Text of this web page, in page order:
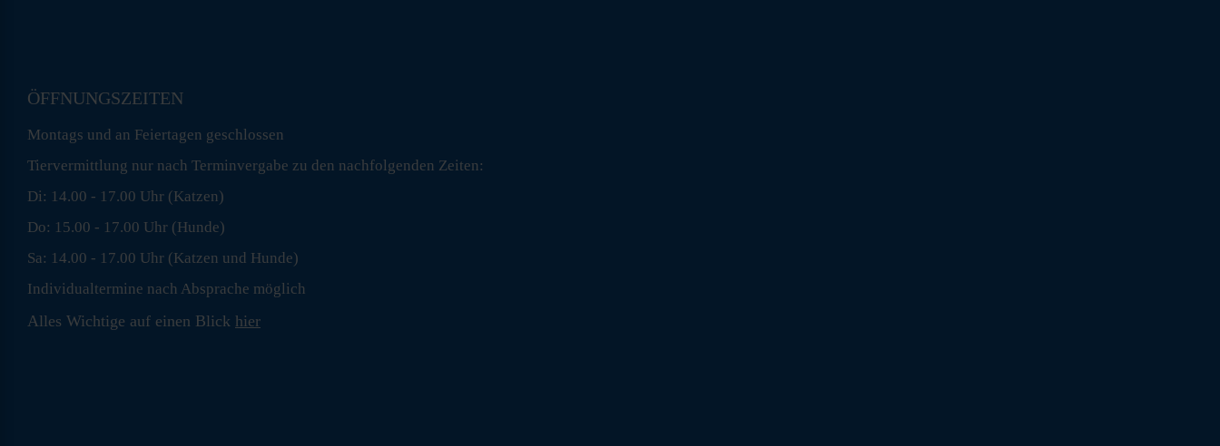
ÖFFNUNGSZEITEN
Montags und an Feiertagen geschlossen
Tiervermittlung nur nach Terminvergabe zu den nachfolgenden Zeiten:
Di: 14.00 - 17.00 Uhr (Katzen)
Do: 15.00 - 17.00 Uhr (Hunde)
Sa: 14.00 - 17.00 Uhr (Katzen und Hunde)
Individualtermine nach Absprache möglich
Alles Wichtige auf einen Blick hier